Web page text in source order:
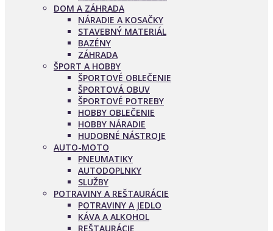
DOM A ZÁHRADA
NÁRADIE A KOSAČKY
STAVEBNÝ MATERIÁL
BAZÉNY
ZÁHRADA
ŠPORT A HOBBY
ŠPORTOVÉ OBLEČENIE
ŠPORTOVÁ OBUV
ŠPORTOVÉ POTREBY
HOBBY OBLEČENIE
HOBBY NÁRADIE
HUDOBNÉ NÁSTROJE
AUTO-MOTO
PNEUMATIKY
AUTODOPLNKY
SLUŽBY
POTRAVINY A REŠTAURÁCIE
POTRAVINY A JEDLO
KÁVA A ALKOHOL
REŠTAURÁCIE